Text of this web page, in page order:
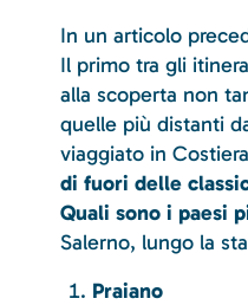
In un articolo
Il primo tra gli
alla scoperta non
quelle più distanti
viaggiato in
di fuori delle
Quali sono i paesi
Salerno, lungo la
Praiano